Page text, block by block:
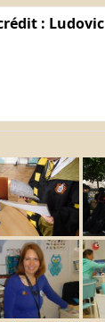
: Ludovic